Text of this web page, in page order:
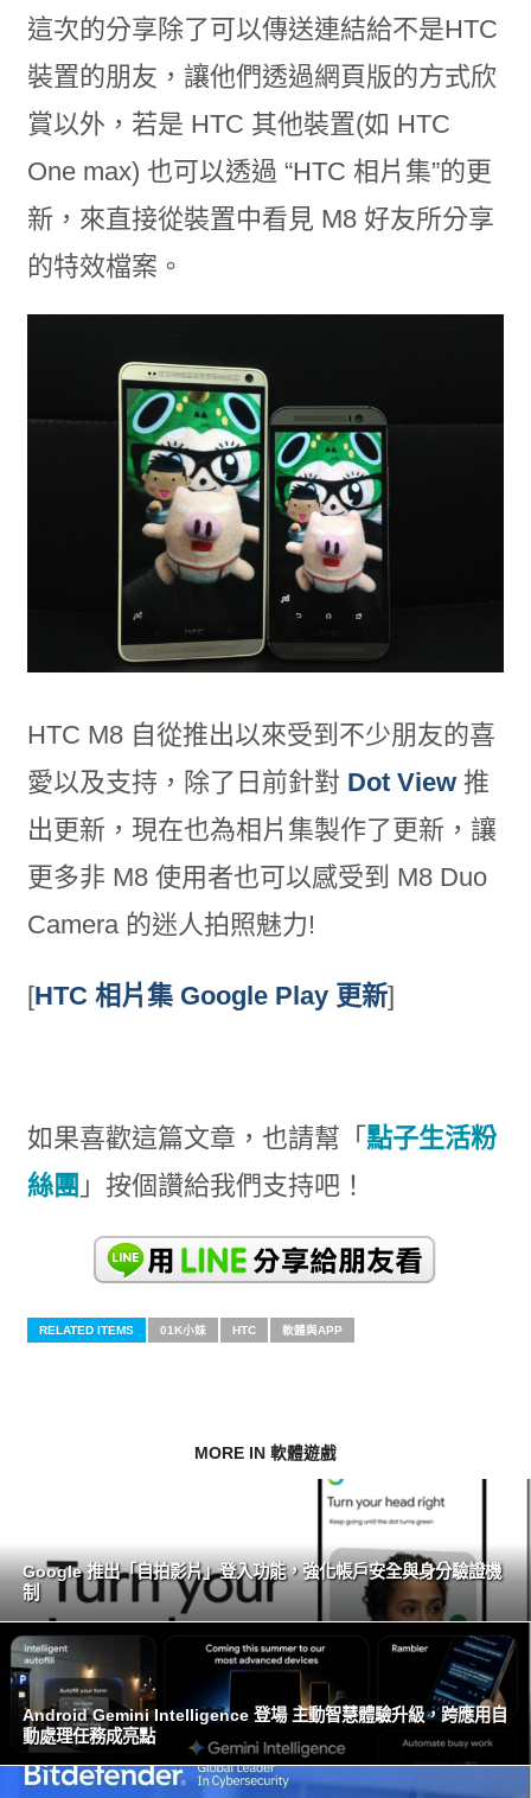
這次的分享除了可以傳送連結給不是HTC
裝置的朋友，讓他們透過網頁版的方式欣
賞以外，若是 HTC 其他裝置(如 HTC
One max) 也可以透過 “HTC 相片集”的更
新，來直接從裝置中看見 M8 好友所分享
的特效檔案。
HTC M8 自從推出以來受到不少朋友的喜
愛以及支持，除了日前針對 Dot View 推
出更新，現在也為相片集製作了更新，讓
更多非 M8 使用者也可以感受到 M8 Duo
Camera 的迷人拍照魅力!
[HTC 相片集 Google Play 更新]
如果喜歡這篇文章，也請幫「 點子生活粉
絲團 」按個讚給我們支持吧！
RELATED ITEMS 01K小妹 HTC 軟體與APP
MORE IN 軟體遊戲
Google 推出「自拍影片」登入功能，強化帳戶安全與身分驗證機
制
Android Gemini Intelligence 登場 主動智慧體驗升級，跨應用自
動處理任務成亮點